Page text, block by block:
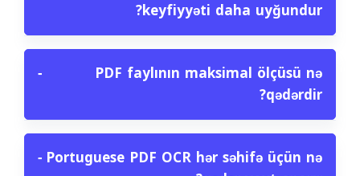
keyfiyyəti daha uyğundur?
PDF faylının maksimal ölçüsü nə
qədərdir?
−
Portuguese PDF OCR hər səhifə üçün nə
−